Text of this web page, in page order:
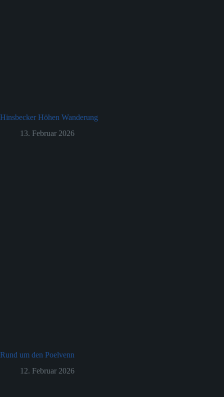
Hinsbecker Höhen Wanderung
13. Februar 2026
Rund um den Poelvenn
12. Februar 2026